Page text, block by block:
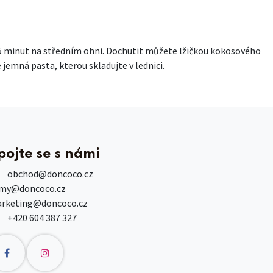
minut na středním ohni. Dochutit můžete lžičkou kokosového
pasta, kterou skladujte v lednici.
se s námi
obchod@doncoco.cz
+420 604 387 327